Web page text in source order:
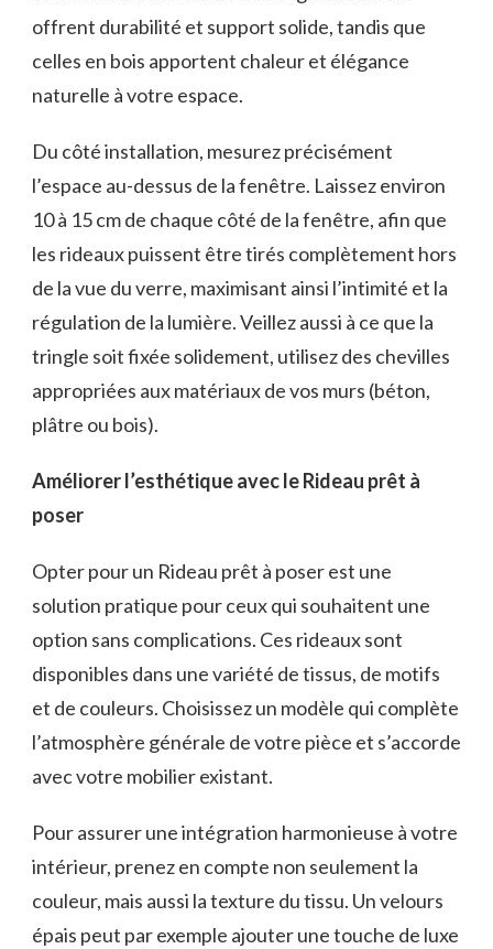
offrent durabilité et support solide, tandis que
celles en bois apportent chaleur et élégance
naturelle à votre espace.
Du côté installation, mesurez précisément
l’espace au-dessus de la fenêtre. Laissez environ
10 à 15 cm de chaque côté de la fenêtre, afin que
les rideaux puissent être tirés complètement hors
de la vue du verre, maximisant ainsi l’intimité et la
régulation de la lumière. Veillez aussi à ce que la
tringle soit fixée solidement, utilisez des chevilles
appropriées aux matériaux de vos murs (béton,
plâtre ou bois).
Améliorer l’esthétique avec le Rideau prêt à
poser
Opter pour un Rideau prêt à poser est une
solution pratique pour ceux qui souhaitent une
option sans complications. Ces rideaux sont
disponibles dans une variété de tissus, de motifs
et de couleurs. Choisissez un modèle qui complète
l’atmosphère générale de votre pièce et s’accorde
avec votre mobilier existant.
Pour assurer une intégration harmonieuse à votre
intérieur, prenez en compte non seulement la
couleur, mais aussi la texture du tissu. Un velours
épais peut par exemple ajouter une touche de luxe